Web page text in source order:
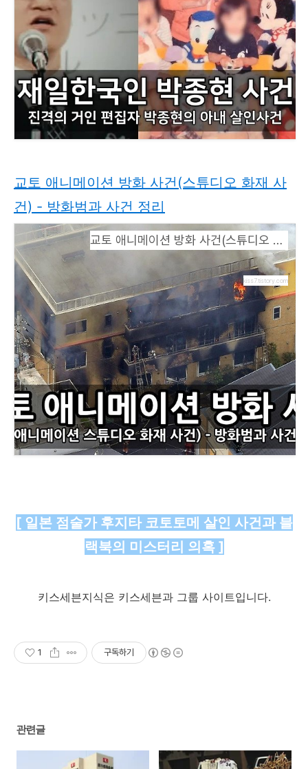
교토 애니메이션 방화 사건(스튜디오 화재 사
건) - 방화범과 사건 정리
교토 애니메이션 방화 사건(스튜디오 화재 사건) - 방화범과 사건 정리
kiss7.tistory.com
[ 일본 점술가 후지타 코토토메 살인 사건과 블
랙북의 미스터리 의혹 ]
키스세븐지식은 키스세븐과 그룹 사이트입니다.
1 구독하기
관련글